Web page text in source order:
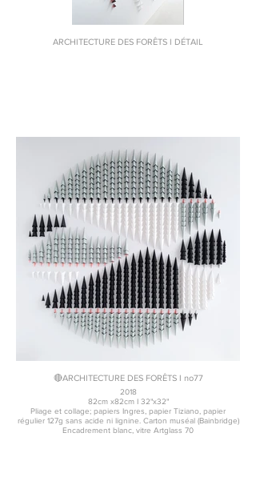
ARCHITECTURE DES FORÊTS I DÉTAIL
🔴ARCHITECTURE DES FORÊTS I no77
2018
82cm x82cm I 32"x32"
Pliage et collage; papiers Ingres, papier Tiziano, papier
régulier 127g sans acide ni lignine. Carton muséal (Bainbridge)
Encadrement blanc, vitre Artglass 70